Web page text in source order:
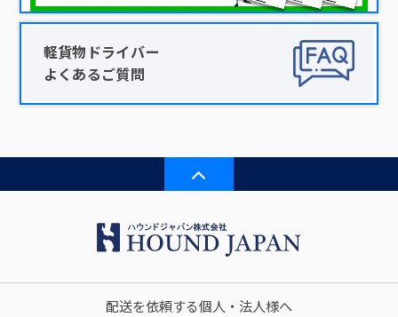
軽貨物ドライバー
よくあるご質問
配送を依頼する個人・法人様へ